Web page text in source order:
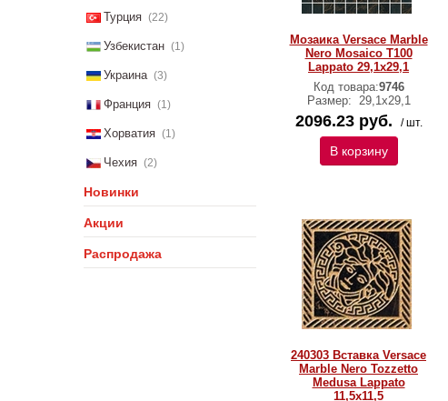
Турция (22)
Узбекистан (1)
Украина (3)
Франция (1)
Хорватия (1)
Чехия (2)
Новинки
Акции
Распродажа
Мозаика Versace Marble
Nero Mosaico T100
Lappato 29,1х29,1
Код товара:9746
Размер: 29,1х29,1
2096.23 руб. / шт.
В корзину
240303 Вставка Versace
Marble Nero Tozzetto
Medusa Lappato
11,5х11,5